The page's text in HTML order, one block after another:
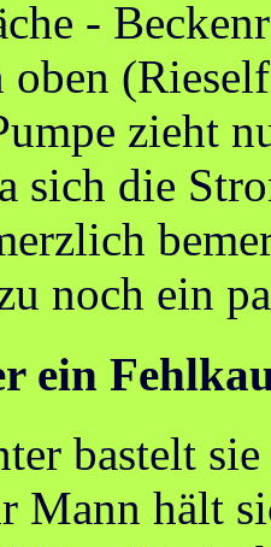
-
zieht
sich die
noch ein
ein
bastelt
Mann hält